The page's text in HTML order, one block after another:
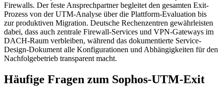
Firewalls. Der feste Ansprechpartner begleitet den gesamten Exit-
Prozess von der UTM-Analyse über die Plattform-Evaluation bis
zur produktiven Migration. Deutsche Rechenzentren gewährleisten
dabei, dass auch zentrale Firewall-Services und VPN-Gateways im
DACH-Raum verbleiben, während das dokumentierte Service-
Design-Dokument alle Konfigurationen und Abhängigkeiten für den
Nachfolgebetrieb transparent macht.
Häufige Fragen zum Sophos-UTM-Exit